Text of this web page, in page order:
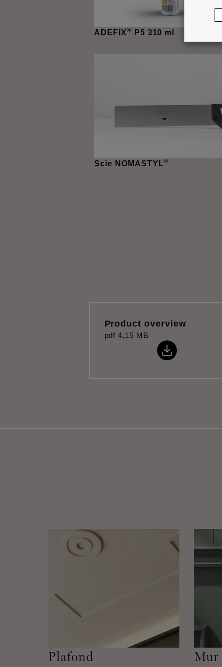
ADEFIX® P5 310 ml
Scie NOMASTYL®
Product overview
pdf 4,15 MB
Plafond Mur